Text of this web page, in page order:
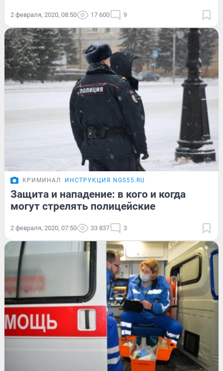
2 февраля, 2020, 08:50 17 600 9
КРИМИНАЛ ИНСТРУКЦИЯ NGS55.RU
Защита и нападение: в кого и когда
могут стрелять полицейские
2 февраля, 2020, 07:50 33 837 3